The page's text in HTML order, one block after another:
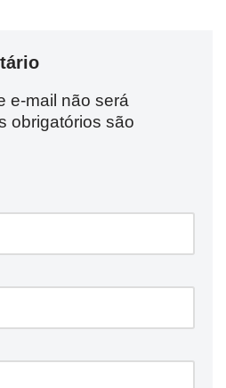
e-mail não será
obrigatórios são